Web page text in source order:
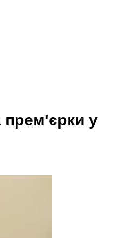
прем'єрки у